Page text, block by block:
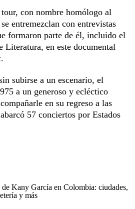
tour, con nombre homólogo al
entremezclan con entrevistas
formaron parte de él, incluido el
Literatura, en este documental
subirse a un escenario, el
a un generoso y ecléctico
en su regreso a las
57 conciertos por Estados
Kany García en Colombia: ciudades,
y más